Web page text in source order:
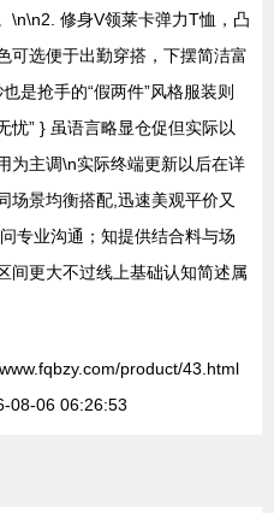
\n\n2. 修身V领莱卡弹力T恤，凸
可选便于出勤穿搭，下摆简洁富
是抢手的“假两件”风格服装则
忧” } 虽语言略显仓促但实际以
为主调\n实际终端更新以后在详
场景均衡搭配,迅速美观平价又
专业沟通；知提供结合料与场
间更大不过线上基础认知简述属
product/43.html
08-06 06:26:53